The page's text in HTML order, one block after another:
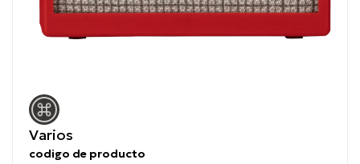
Varios
codigo de producto